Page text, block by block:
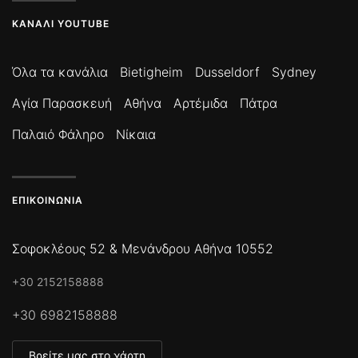
ΚΑΝΆΛΙ YOUTUBE
Όλα τα κανάλια Bietigheim Dusseldorf
Sydney
Αγία Παρασκευή
Αθήνα Αρτέμιδα
Πάτρα
Παλαιό Φάληρο
Νίκαια
ΕΠΙΚΟΙΝΩΝΊΑ
Σοφοκλέους 52 & Μενάνδρου Αθήνα 10552
+30 2152158888
+30 6982158888
Βρείτε μας στο χάρτη